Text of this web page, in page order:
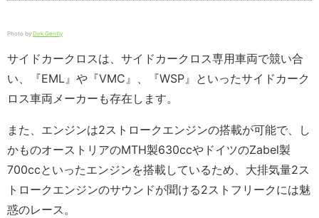
Photo by Dirk Gently
サイドカークロスは、サイドカークロス専用車両で競い合
い、『EML』や『VMC』、『WSP』といったサイドカーク
ロス車両メーカーも存在します。
また、エンジンは2ストロークエンジンの搭載が可能で、し
かものオーストリアのMTH製630ccやドイツのZabel製
700ccといったエンジンを搭載しているため、大排気量2ス
トロークエンジンのサウンドが聞ける2ストフリークには魅
惑のレース。